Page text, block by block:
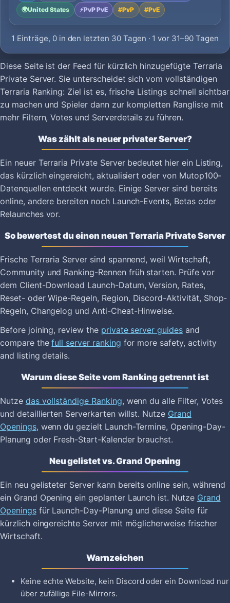
🌍United States ⚡PvP PvE #PvP #PvE
1 Einträge, 0 in den letzten 30 Tagen · 1 vor 31–90 Tagen
Diese Seite ist der Feed für kürzlich hinzugefügte Terraria
Private Server. Sie unterscheidet sich vom vollständigen
Terraria Ranking: Ziel ist es, frische Listings schnell sichtbar
zu machen und Spieler dann zur kompletten Rangliste mit
mehr Filtern, Votes und Serverdetails zu führen.
Was zählt als neuer privater Server?
Ein neuer Terraria Private Server bedeutet hier ein Listing,
das kürzlich eingereicht, aktualisiert oder von Mutop100-
Datenquellen entdeckt wurde. Einige Server sind bereits
online, andere bereiten noch Launch-Events, Betas oder
Relaunches vor.
So bewertest du einen neuen Terraria Private Server
Frische Terraria Server sind spannend, weil Wirtschaft,
Community und Ranking-Rennen früh starten. Prüfe vor
dem Client-Download Launch-Datum, Version, Rates,
Reset- oder Wipe-Regeln, Region, Discord-Aktivität, Shop-
Regeln, Changelog und Anti-Cheat-Hinweise.
Before joining, review the private server guidesand
compare thefull server ranking for more safety, activity
and listing details.
Warum diese Seite vom Ranking getrennt ist
Nutze das vollständige Ranking, wenn du alle Filter, Votes
und detaillierten Serverkarten willst. Nutze Grand
Openings, wenn du gezielt Launch-Termine, Opening-Day-
Planung oder Fresh-Start-Kalender brauchst.
Neu gelistet vs. Grand Opening
Ein neu gelisteter Server kann bereits online sein, während
ein Grand Opening ein geplanter Launch ist. Nutze Grand
Openingsfür Launch-Day-Planung und diese Seite für
kürzlich eingereichte Server mit möglicherweise frischer
Wirtschaft.
Warnzeichen
Keine echte Website, kein Discord oder ein Download nur
über zufällige File-Mirrors.